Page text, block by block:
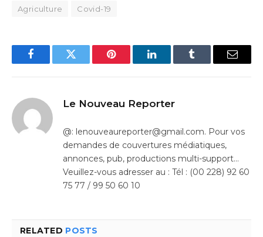
Agriculture Covid-19
FacebookTwitter Pinterest LinkedInTumblr Email
Le Nouveau Reporter
@: lenouveaureporter@gmail.com. Pour vos
demandes de couvertures médiatiques,
annonces, pub, productions multi-support…
Veuillez-vous adresser au : Tél : (00 228) 92 60
75 77 / 99 50 60 10
RELATED POSTS